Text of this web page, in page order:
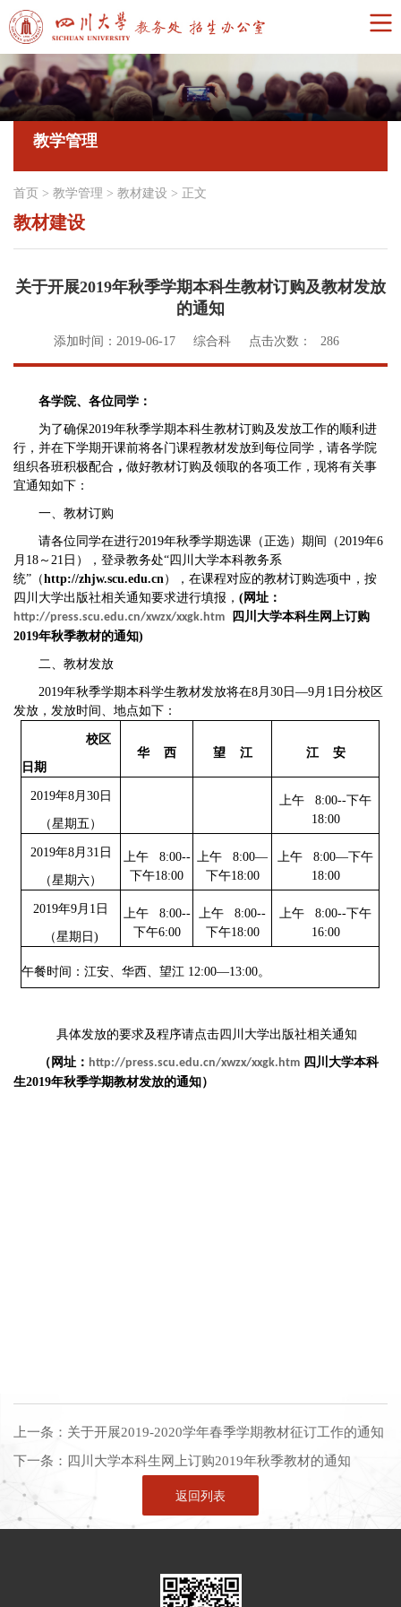
教学管理
首页 > 教学管理 > 教材建设 > 正文
教材建设
关于开展2019年秋季学期本科生教材订购及教材发放
的通知
添加时间：2019-06-17 综合科 点击次数： 286
各学院、各位同学：
为了确保2019年秋季学期本科生教材订购及发放工作的顺利进
行，并在下学期开课前将各门课程教材发放到每位同学，请各学院
组织各班积极配合 ， 做好教材订购及领取的各项工作，现将有关事
宜通知如下：
一、教材订购
请各位同学在进行2019年秋季学期选课（正选）期间（2019年6
月18～21日），登录教务处“四川大学本科教务系
统”（http://zhjw.scu.edu.cn ），在课程对应的教材订购选项中，按
四川大学出版社相关通知要求进行填报， (网址：
http://press.scu.edu.cn/xwzx/xxgk.htm
四川大学本科生网上订购
2019年秋季教材的通知)
二、教材发放
2019年秋季学期本科学生教材发放将在8月30日—9月1日分校区
发放，发放时间、地点如下：
校区
日期
华 西 望 江 江 安
2019年8月30日
（星期五）
上午 8:00--下午
18:00
2019年8月31日
（星期六）
上午 8:00--
下午18:00
上午 8:00—
下午18:00
上午 8:00—下午
18:00
2019年9月1日
（星期日)
上午 8:00--
下午6:00
上午 8:00--
下午18:00
上午 8:00--下午
16:00
午餐时间：江安、华西、望江 12:00—13:00。
具体发放的要求及程序请点击四川大学出版社相关通知
（网址： http://press.scu.edu.cn/xwzx/xxgk.htm 四川大学本科
生2019年秋季学期教材发放的通知）
上一条： 关于开展2019-2020学年春季学期教材征订工作的通知
下一条： 四川大学本科生网上订购2019年秋季教材的通知
返回列表